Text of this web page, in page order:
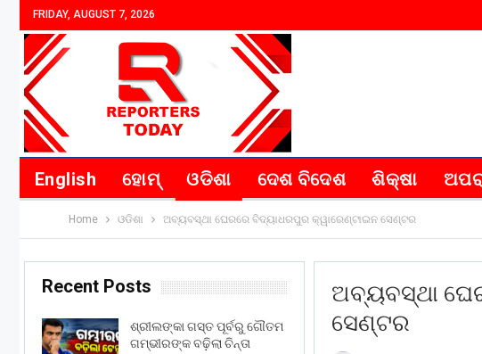
FRIDAY, AUGUST 7, 2026
English ହୋମ୍ ଓଡିଶା ଦେଶ ବିଦେଶ ଶିକ୍ଷା
Home ଓଡିଶା ଅବ୍ୟବସ୍ଥା ଘେରରେ ବିଦ୍ୟାଧରପୁର କ୍ୱାରେଣ୍ଟାଇନ ସେଣ୍ଟର
ଅବ୍ୟବସ୍ଥା
ସେଣ୍ଟର
Recent Posts
ଶ୍ରୀଲଙ୍କା ଗସ୍ତ ପୂର୍ବରୁ ଗୌତମ
ଗମ୍ଭୀରଙ୍କ ବଢ଼ିଲା ଚିନ୍ତା